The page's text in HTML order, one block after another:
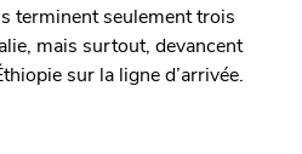
terminent seulement trois
mais surtout, devancent
sur la ligne d’arrivée.